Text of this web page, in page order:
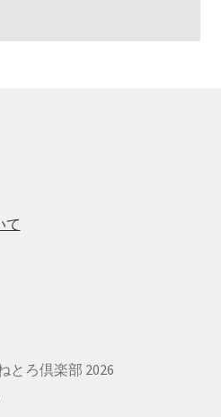
て
とろ倶楽部 2026